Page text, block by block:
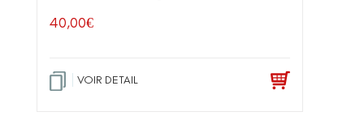
40,00€
VOIR DETAIL